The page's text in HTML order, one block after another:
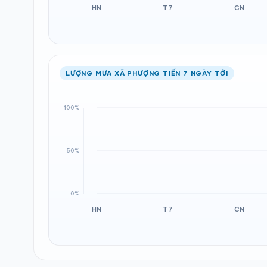
LƯỢNG MƯA XÃ PHƯỢNG TIẾN 7 NGÀY TỚI